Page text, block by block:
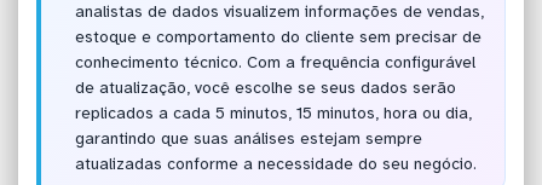
analistas de dados visualizem informações de vendas,
estoque e comportamento do cliente sem precisar de
conhecimento técnico. Com a frequência configurável
de atualização, você escolhe se seus dados serão
replicados a cada 5 minutos, 15 minutos, hora ou dia,
garantindo que suas análises estejam sempre
atualizadas conforme a necessidade do seu negócio.